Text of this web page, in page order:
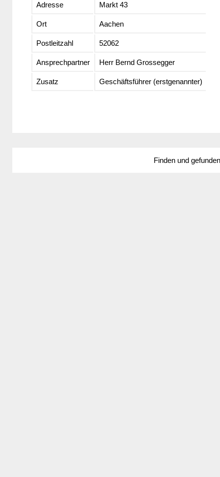
Adresse Markt 43
Ort Aachen
Postleitzahl 52062
Ansprechpartner Herr Bernd Grossegger
Zusatz Geschäftsführer (erstgenannter)
Finden und